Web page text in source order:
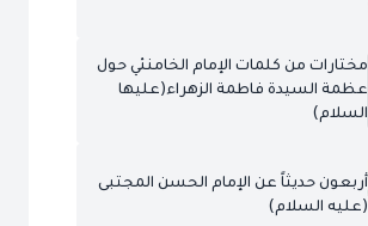
مختارات من كلمات الإمام الخامنئي حول
عظمة السيدة فاطمة الزهراء(عليها
السلام)
أربعون حديثاً عن الإمام الحسن المجتبى
(عليه السلام)